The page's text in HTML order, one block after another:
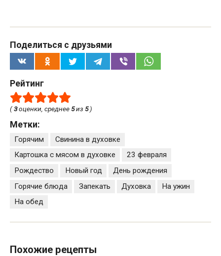
Поделиться с друзьями
Рейтинг
(3оценки, среднее5из 5)
Метки:
Горячим
Свинина в духовке
Картошка с мясом в духовке
23 февраля
Рождество
Новый год
День рождения
Горячие блюда
Запекать Духовка
На ужин
На обед
Похожие рецепты